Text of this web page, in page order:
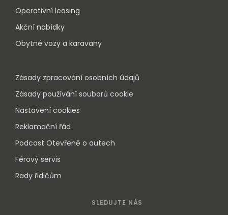
Operativní leasing
Akční nabídky
Obytné vozy a karavany
Zásady zpracování osobních údajů
Zásady používání souborů cookie
Nastavení cookies
Reklamační řád
Podcast Otevřeně o autech
Férový servis
Rady řidičům
SLEDUJTE NÁS